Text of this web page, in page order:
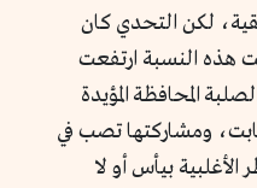
لكن التحدي كان
هذه النسبة ارتفعت
المحافظة المؤيدة
ومشاركتها تصب في
الأغلبية بيأس أو لا